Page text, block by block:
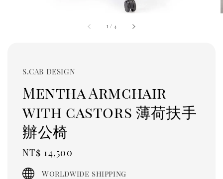
1 / 4
S.CAB DESIGN
Mentha Armchair
with castors 薄荷扶手
辦公椅
Regular
price
NT$ 14,500
Worldwide shipping